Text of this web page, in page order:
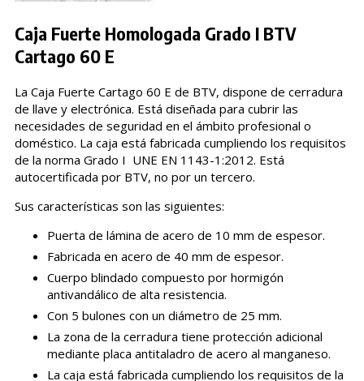
Caja Fuerte Homologada Grado I BTV
Cartago 60 E
La Caja Fuerte Cartago 60 E de BTV, dispone de cerradura
de llave y electrónica. Está diseñada para cubrir las
necesidades de seguridad en el ámbito profesional o
doméstico. La caja está fabricada cumpliendo los requisitos
de la norma Grado I UNE EN 1143-1:2012. Está
autocertificada por BTV, no por un tercero.
Sus características son las siguientes:
Puerta de lámina de acero de 10 mm de espesor.
Fabricada en acero de 40 mm de espesor.
Cuerpo blindado compuesto por hormigón
antivandálico de alta resistencia.
Con 5 bulones con un diámetro de 25 mm.
La zona de la cerradura tiene protección adicional
mediante placa antitaladro de acero al manganeso.
La caja está fabricada cumpliendo los requisitos de la